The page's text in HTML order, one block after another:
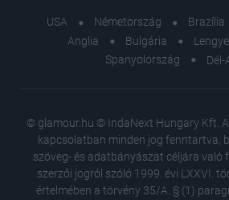
USA Németország Brazília
Anglia
Bulgária
Spanyolország
© glamour.hu © IndaNext Hungary Kft.
kapcsolatban minden jog fenntartva,
szöveg- és adatbányászat céljára való
szerzői jogról szóló 1999. évi LXXVI.
értelmében a törvény 35/A. § (1)